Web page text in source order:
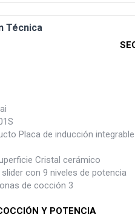
Técnica
Placa de inducción integrable
Cristal cerámico
con 9 niveles de potencia
de cocción 3
Y POTENCIA